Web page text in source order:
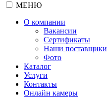
МЕНЮ
О компании
Вакансии
Сертификаты
Наши поставщики
Фото
Каталог
Услуги
Контакты
Онлайн камеры